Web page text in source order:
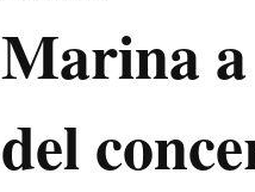
Marina
del